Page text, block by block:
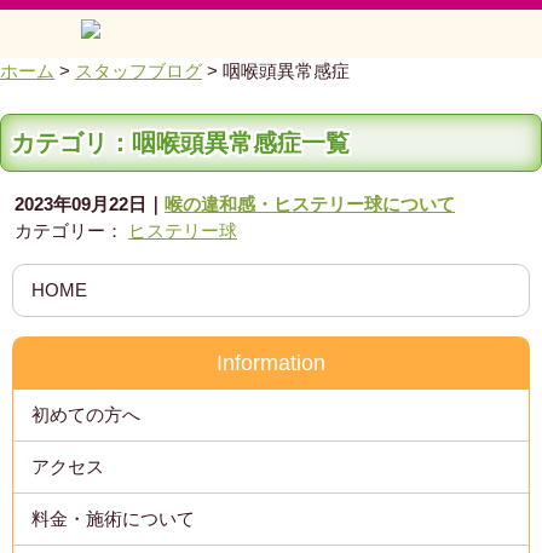
ホーム > スタッフブログ > 咽喉頭異常感症
カテゴリ：咽喉頭異常感症一覧
2023年09月22日 ｜ 喉の違和感・ヒステリー球について
カテゴリー：
ヒステリー球
HOME
Information
初めての方へ
アクセス
料金・施術について